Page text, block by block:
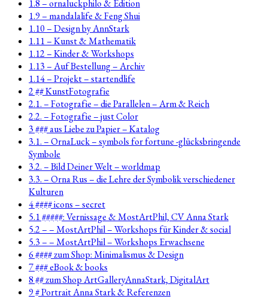
1.8 – ornaluckphilo & Edition
1.9 – mandalalife & Feng Shui
1.10 – Design by AnnStark
1.11 – Kunst & Mathematik
1.12 – Kinder & Workshops
1.13 – Auf Bestellung – Archiv
1.14 – Projekt – startendlife
2 ## KunstFotografie
2.1. – Fotografie – die Parallelen – Arm & Reich
2.2. – Fotografie – just Color
3 ### aus Liebe zu Papier – Katalog
3.1. – OrnaLuck – symbols for fortune -glücksbringende
Symbole
3.2. – Bild Deiner Welt – worldmap
3.3. – Orna Rus – die Lehre der Symbolik verschiedener
Kulturen
4 #### icons – secret
5.1 #####: Vernissage & MostArtPhil, CV Anna Stark
5.2 – – MostArtPhil – Workshops für Kinder & social
5.3 – – MostArtPhil – Workshops Erwachsene
6 #### zum Shop: Minimalismus & Design
7 ### eBook & books
8 ## zum Shop ArtGalleryAnnaStark, DigitalArt
9 # Portrait Anna Stark & Referenzen